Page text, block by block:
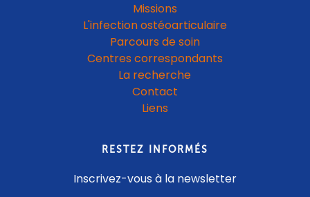
Missions
L'infection ostéoarticulaire
Parcours de soin
Centres correspondants
La recherche
Contact
Liens
RESTEZ INFORMÉS
Inscrivez-vous à la newsletter